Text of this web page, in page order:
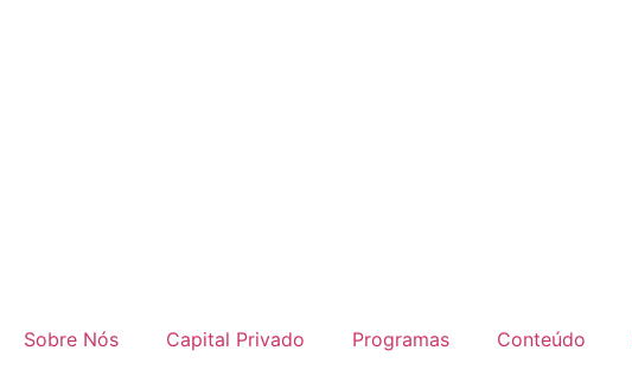
Sobre Nós Capital Privado Programas Conteúdo